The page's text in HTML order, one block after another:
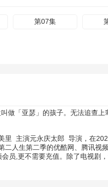
第07集
做「亚瑟」的孩子。无法追查上
里 主演元永庆太郎 导演，在
人生第二季的优酷网、腾讯视
员,更不需要充值。除了电视剧